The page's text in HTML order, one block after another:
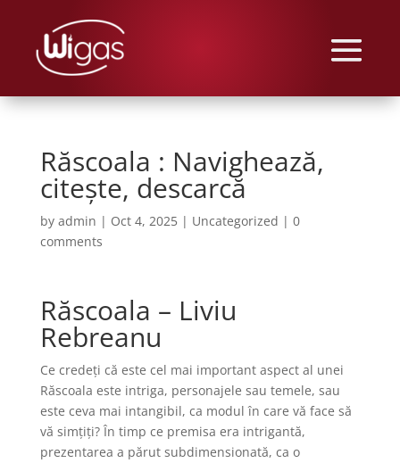
Răscoala : Navighează,
citește, descarcă
by admin | Oct 4, 2025| Uncategorized | 0
comments
Răscoala – Liviu
Rebreanu
Ce credeți că este cel mai important aspect al unei
Răscoala este intriga, personajele sau temele, sau
este ceva mai intangibil, ca modul în care vă face să
vă simțiți? În timp ce premisa era intrigantă,
prezentarea a părut subdimensionată, ca o